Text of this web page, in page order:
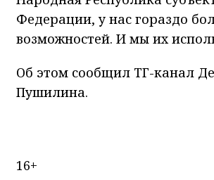
Федерации, у нас гораздо
возможностей. И мы их
Об этом сообщил ТГ-канал
Пушилина.
16+